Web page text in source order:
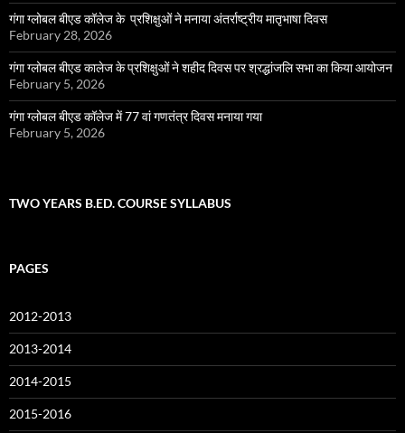
गंगा ग्लोबल बीएड कॉलेज के प्रशिक्षुओं ने मनाया अंतर्राष्ट्रीय मातृभाषा दिवस
February 28, 2026
गंगा ग्लोबल बीएड कालेज के प्रशिक्षुओं ने शहीद दिवस पर श्रद्धांजलि सभा का किया आयोजन
February 5, 2026
गंगा ग्लोबल बीएड कॉलेज में 77 वां गणतंत्र दिवस मनाया गया
February 5, 2026
TWO YEARS B.ED. COURSE SYLLABUS
PAGES
2012-2013
2013-2014
2014-2015
2015-2016